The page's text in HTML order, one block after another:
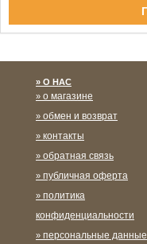
О НАС
о магазине
обмен и возврат
контакты
обратная связь
публичная оферта
политика
конфиденциальности
персональные данные